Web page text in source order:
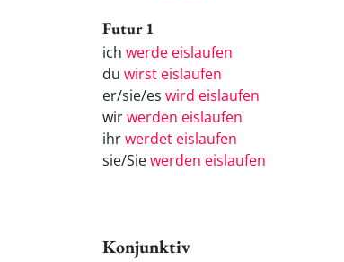
Futur 1
ich werde eislaufen
du wirst eislaufen
er/sie/es wird eislaufen
wirwerden eislaufen
ihrwerdet eislaufen
sie/Siewerden eislaufen
Konjunktiv